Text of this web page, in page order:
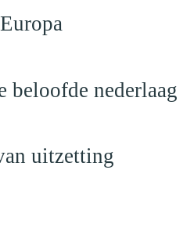
beloofde nederlaag
uitzetting